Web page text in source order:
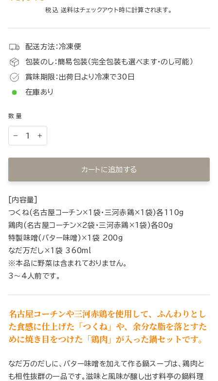
税込 送料はチェックアウト時に計算されます。
配送方法：冷凍便
包装のし：簡易包装（完全包装も選べます・のし可能）
賞味期限：出荷日より冷凍で30日
在庫あり
数量
カートに追加する
[内容量]
つくね(名古屋コーチン×1袋・三河赤鶏×1袋)各110g
鶏肉(名古屋コーチン×2袋・三河赤鶏×1袋)各80g
特製味噌(バター味噌)×1袋 200g
なだ万だし×1袋 360ml
※本品に野菜は含まれておりません。
3～4人前です。
名古屋コーチンや三河赤鶏を使用して、ふんわりとし
た食感に仕上げた「つくね」や、余分な脂を落とすた
めに焼き目をつけた「鶏肉」が入った鍋セットです。
なだ万のだしに、バター味噌を加えて作る鍋スープは、鶏肉と
も相性抜群の一品です。滋味と風味が醸し出す料亭の鍋料理